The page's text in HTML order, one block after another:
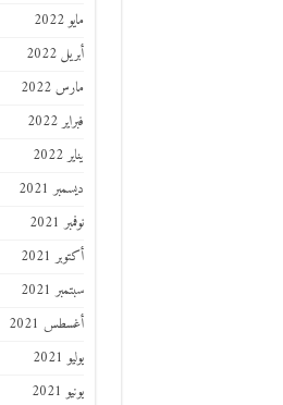
مايو 2022
أبريل 2022
مارس 2022
فبراير 2022
يناير 2022
ديسمبر 2021
نوفمبر 2021
أكتوبر 2021
سبتمبر 2021
أغسطس 2021
يوليو 2021
يونيو 2021